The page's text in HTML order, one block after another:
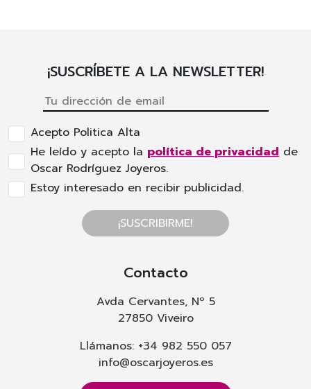
¡SUSCRÍBETE A LA NEWSLETTER!
Acepto Politica Alta
He leído y acepto la política de privacidad de
Oscar Rodríguez Joyeros.
Estoy interesado en recibir publicidad.
¡SUSCRIBIRME!
Contacto
Avda Cervantes, Nº 5
27850 Viveiro
Llámanos: +34 982 550 057
info@oscarjoyeros.es